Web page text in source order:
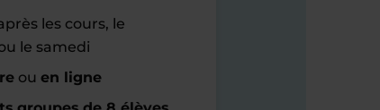
les cours, le
le samedi
ouen ligne